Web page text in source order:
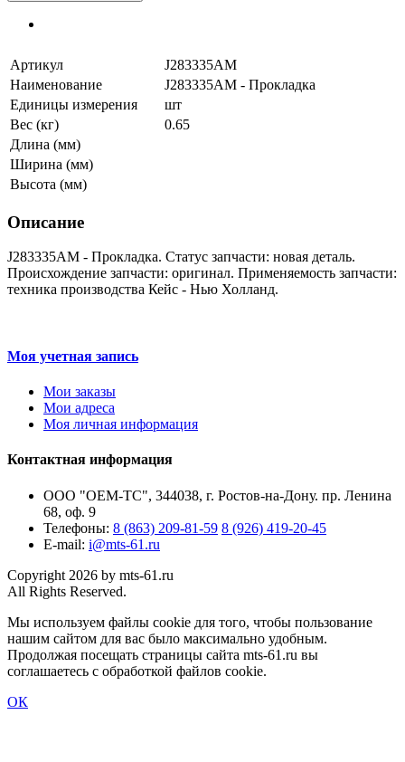
Артикул
J283335AM
Наименование
J283335AM - Прокладка
Единицы измерения
шт
Вес (кг)
0.65
Длина (мм)
Ширина (мм)
Высота (мм)
Описание
J283335AM - Прокладка. Статус запчасти: новая деталь.
Происхождение запчасти: оригинал. Применяемость запчасти:
техника производства Кейс - Нью Холланд.
Моя учетная запись
Мои заказы
Мои адреса
Моя личная информация
Контактная информация
ООО "ОЕМ-ТС", 344038, г. Ростов-на-Дону. пр. Ленина
68, оф. 9
Телефоны: 8 (863) 209-81-59 8 (926) 419-20-45
E-mail: i@mts-61.ru
Copyright 2026 by mts-61.ru
All Rights Reserved.
Мы используем файлы cookie для того, чтобы пользование
нашим сайтом для вас было максимально удобным.
Продолжая посещать страницы сайта mts-61.ru вы
соглашаетесь с обработкой файлов cookie.
ОК